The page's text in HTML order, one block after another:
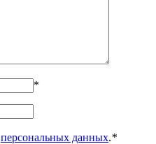
*
персональных данных.*